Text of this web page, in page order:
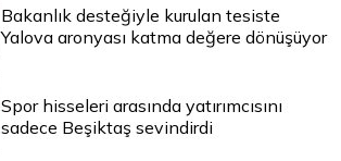
Bakanlık desteğiyle kurulan tesiste
Yalova aronyası katma değere dönüşüyor
Spor hisseleri arasında yatırımcısını
sadece Beşiktaş sevindirdi